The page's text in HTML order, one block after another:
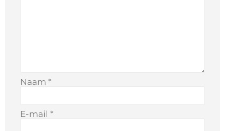
Naam *
E-mail *